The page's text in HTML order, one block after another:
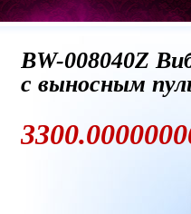
BW-008040Z
с выносным